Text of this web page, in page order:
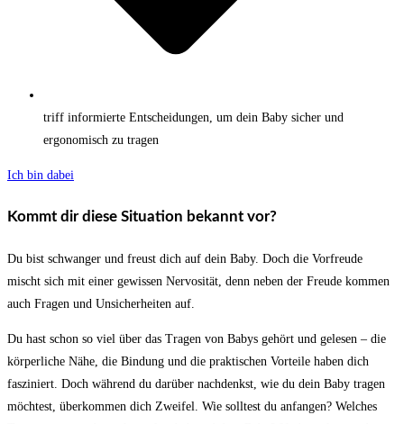
triff informierte Entscheidungen, um dein Baby sicher und
ergonomisch zu tragen
Ich bin dabei
Kommt dir diese Situation bekannt vor?
Du bist schwanger und freust dich auf dein Baby. Doch die Vorfreude
mischt sich mit einer gewissen Nervosität, denn neben der Freude kommen
auch Fragen und Unsicherheiten auf.
Du hast schon so viel über das Tragen von Babys gehört und gelesen – die
körperliche Nähe, die Bindung und die praktischen Vorteile haben dich
fasziniert. Doch während du darüber nachdenkst, wie du dein Baby tragen
möchtest, überkommen dich Zweifel. Wie solltest du anfangen? Welches